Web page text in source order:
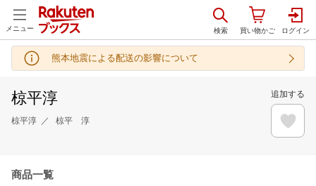
メニュー
熊本地震による配送の影響について
椋平淳
椋平淳 椋平 淳
追加する
商品一覧